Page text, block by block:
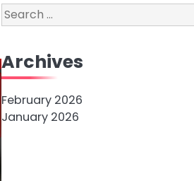
Search
for:
Archives
February 2026
January 2026